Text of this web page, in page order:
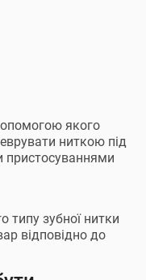
якого
ниткою під
типу зубної нитки
відповідно до